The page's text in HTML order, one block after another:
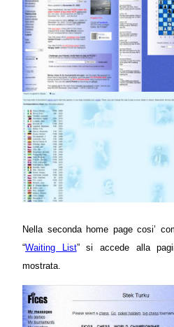
Nella seconda home page cosi’
“Waiting List” si accede alla
mostrata.